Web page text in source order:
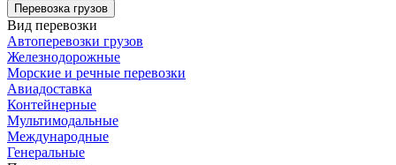
Перевозка грузов
Вид перевозки
Автоперевозки грузов
Железнодорожные
Морские и речные перевозки
Авиадоставка
Контейнерные
Мультимодальные
Международные
Генеральные